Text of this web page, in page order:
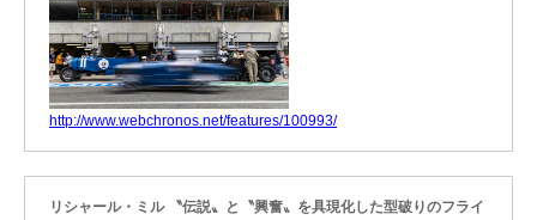
http://www.webchronos.net/features/100993/
リシャール・ミル 〝伝説〟と〝興奮〟を具現化した型破りのフライ